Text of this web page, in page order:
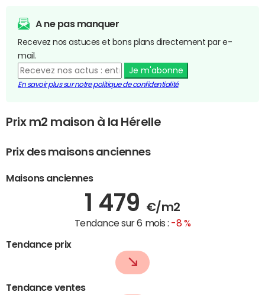
A ne pas manquer
Recevez nos astuces et bons plans directement par e-
mail.
Je m'abonne
En savoir plus sur notre politique de confidentialité
Prix m2 maison à la Hérelle
Prix des maisons anciennes
Maisons anciennes
1 479 €/m2
Tendance sur 6 mois : -8 %
Tendance prix
Tendance ventes